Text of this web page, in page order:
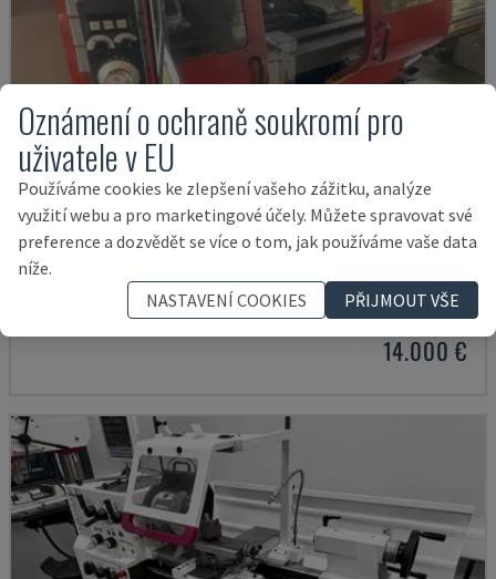
EMCOMAT 200X1000
EMCO - HORIZONTÁLNÍ SOUSTRUH
2001
14.000 €
Oznámení o ochraně soukromí pro
uživatele v EU
Používáme cookies ke zlepšení vašeho zážitku, analýze
využití webu a pro marketingové účely. Můžete spravovat své
preference a dozvědět se více o tom, jak používáme vaše data
níže.
NASTAVENÍ COOKIES
PŘIJMOUT VŠE